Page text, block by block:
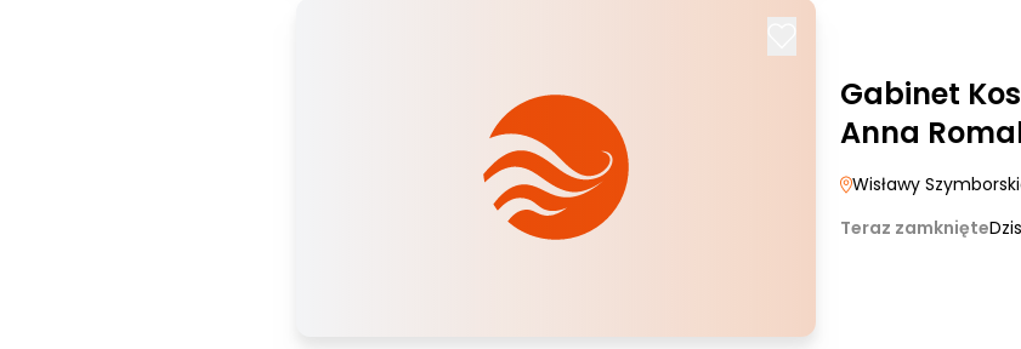
Gabinet
Anna
Wisławy
Teraz zamknięte